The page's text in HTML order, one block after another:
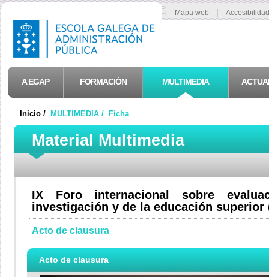
Mapa web |
A EGAP FORMACIÓN MULTIMEDIA
Inicio / MULTIMEDIA / Ficha
Material Multimedia
IX Foro internacional sobre
investigación y de la educación superior
Acto de clausura
Acto de clausura